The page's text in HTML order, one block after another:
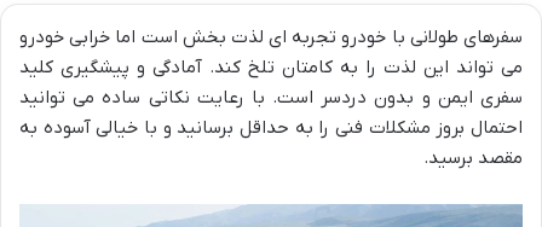
سفرهای طولانی با خودرو تجربه ای لذت بخش است اما خرابی خودرو
می تواند این لذت را به کامتان تلخ کند. آمادگی و پیشگیری کلید
سفری ایمن و بدون دردسر است. با رعایت نکاتی ساده می توانید
احتمال بروز مشکلات فنی را به حداقل برسانید و با خیالی آسوده به
مقصد برسید.